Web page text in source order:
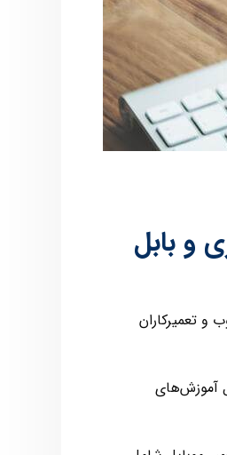
و بابل
و تعمیرکاران
آموزش‌های